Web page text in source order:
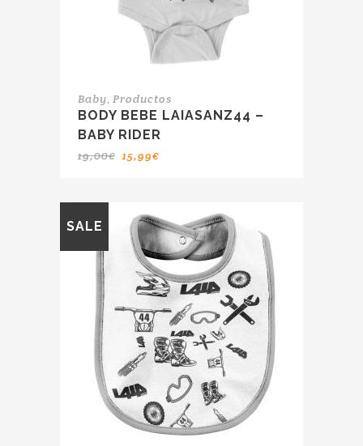
Baby, Productos
BODY BEBE LAIASANZ44 –
BABY RIDER
19,00€ 15,99€
SALE